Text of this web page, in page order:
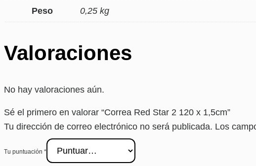
Peso 0,25 kg
Valoraciones
No hay valoraciones aún.
Sé el primero en valorar “Correa Red Star 2 120 x 1,5cm”
Tu dirección de correo electrónico no será publicada. Los
Tu puntuación *